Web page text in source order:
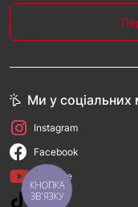
на Amper.ua та
Ми у
Instagram
Facebook
YouTube
TikTok
КНОПКА
ЗВ'ЯЗКУ